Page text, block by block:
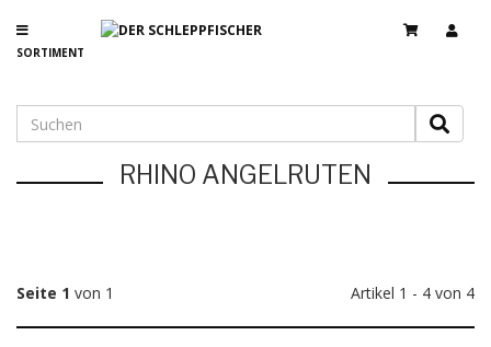
SORTIMENT
RHINO ANGELRUTEN
Seite 1 von 1 Artikel 1 - 4 von 4